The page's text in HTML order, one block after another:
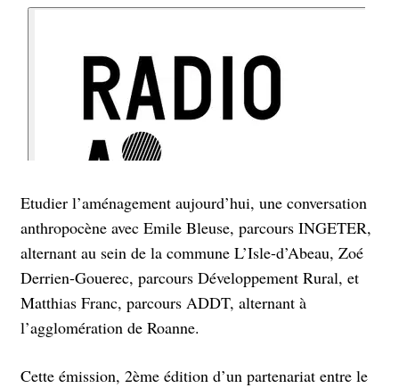
Etudier l’aménagement aujourd’hui, une conversation
anthropocène avec Emile Bleuse, parcours INGETER,
alternant au sein de la commune L’Isle-d’Abeau, Zoé
Derrien-Gouerec, parcours Développement Rural, et
Matthias Franc, parcours ADDT, alternant à
l’agglomération de Roanne.
Cette émission, 2ème édition d’un partenariat entre le